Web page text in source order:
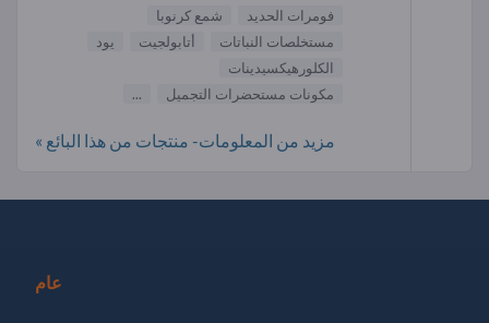
فومرات الحديد
شمع كرنوبا
مستخلصات النباتات
أتابولجيت
يود
الكلورهيكسيدينات
مكونات مستحضرات التجميل
...
مزيد من المعلومات- منتجات من هذا البائع »
عام